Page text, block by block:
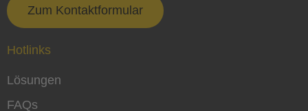
Zum Kontaktformular
Hotlinks
Lösungen
FAQs